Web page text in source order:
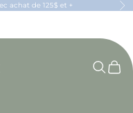
achat de 125$ et +
Panier